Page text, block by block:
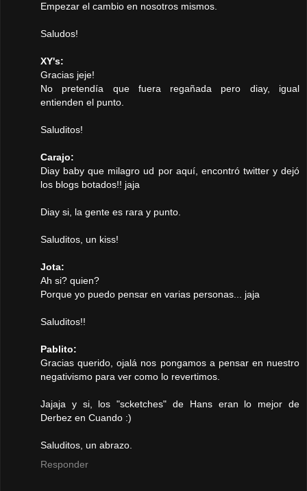
Empezar el cambio en nosotros mismos.
Saludos!
XY's:
Gracias jeje!
No pretendía que fuera regañada pero diay, igual
entienden el punto.
Saluditos!
Carajo:
Diay baby que milagro ud por aquí, encontró twitter y dejó
los blogs botados!! jaja
Diay si, la gente es rara y punto.
Saluditos, un kiss!
Jota:
Ah si? quien?
Porque yo puedo pensar en varias personas... jaja
Saluditos!!
Pablito:
Gracias querido, ojalá nos pongamos a pensar en nuestro
negativismo para ver como lo revertimos.
Jajaja y si, los "scketches" de Hans eran lo mejor de
Derbez en Cuando :)
Saluditos, un abrazo.
Responder